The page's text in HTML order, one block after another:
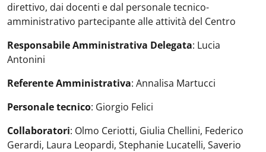
direttivo, dai docenti e dal personale tecnico-
amministrativo partecipante alle attività del Centro
Responsabile Amministrativa Delegata: Lucia
Antonini
Referente Amministrativa: Annalisa Martucci
Personale tecnico: Giorgio Felici
Collaboratori: Olmo Ceriotti, Giulia Chellini, Federico
Gerardi, Laura Leopardi, Stephanie Lucatelli, Saverio